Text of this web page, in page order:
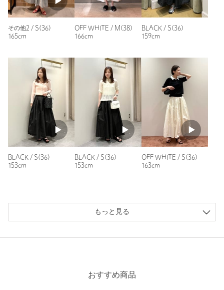
予約販売の時に、ゲット出来ずに店舗に問い合わせ等をしてる
写真ではよく分からなかったですが、ピンクのラインも入って
と、思ってます
女性
60代～
身長： 168cm
普段の着用サイズ：
11人が参考になったと回答
参考になった
ニックネーム： よっぴー
傘のようなシャカシャカ生地でボリュームがあり、とてもかわ
その他2 / S(36)
165cm
OFF WHITE / M(38)
166cm
BLACK / S(36)
159cm
BLACK / S(36)
153cm
BLACK / S(36)
153cm
OFF WHITE / S(36)
163cm
もっと見る
おすすめ商品